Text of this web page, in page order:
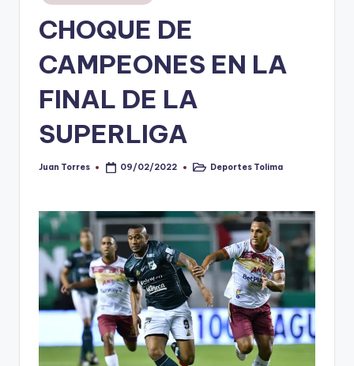
V
o
en
CHOQUE DE
CAMPEONES EN LA
FINAL DE LA
SUPERLIGA
Publicado
Juan Torres 09/02/2022
Publicado
Deportes Tolima